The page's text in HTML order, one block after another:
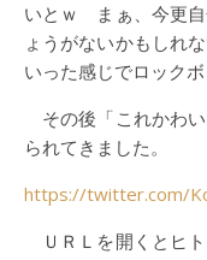
いとｗ まぁ、今更自
ょうがないかもしれ
いった感じでロック
その後「これかわ
られてきました。
https://twitter.com/
ＵＲＬを開くとヒ